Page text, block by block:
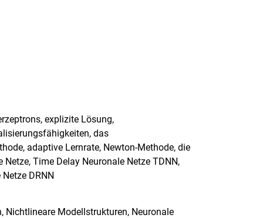
explizite Lösung,
das
adaptive Lernrate, Newton-Methode, die
Time Delay Neuronale Netze TDNN,
DRNN
Nichtlineare Modellstrukturen, Neuronale